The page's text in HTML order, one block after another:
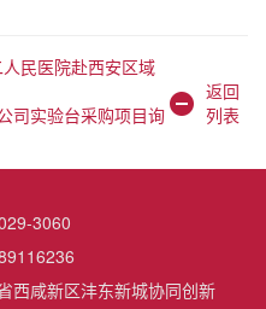
民医院赴西安区域
司实验台采购项目询
返回
列表
3060
西咸新区沣东新城协同创新